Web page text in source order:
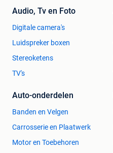
Audio, Tv en Foto
Digitale camera's
Luidspreker boxen
Stereoketens
TV's
Auto-onderdelen
Banden en Velgen
Carrosserie en Plaatwerk
Motor en Toebehoren